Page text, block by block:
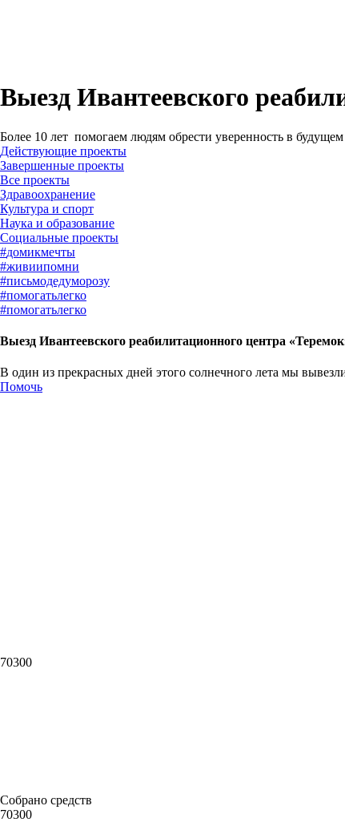
Выезд Ивантеевского
Более 10 лет помогаем людям обрести уверенность в
Действующие проекты
Завершенные проекты
#домикмечты
#живиипомни
#письмодедуморозу
#помогатьлегко
#помогатьлегко
Выезд Ивантеевского реабилитационного центра
В один из прекрасных дней этого солнечного лета мы
Помочь
70300
Собрано средств
70300